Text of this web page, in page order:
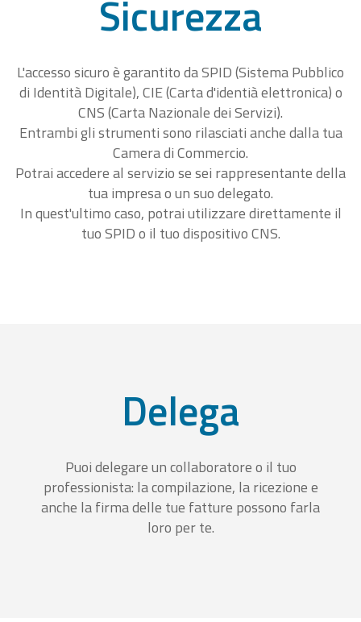
Sicurezza
L'accesso sicuro è garantito da SPID (Sistema Pubblico
di Identità Digitale), CIE (Carta d'identià elettronica) o
CNS (Carta Nazionale dei Servizi).
Entrambi gli strumenti sono rilasciati anche dalla tua
Camera di Commercio.
Potrai accedere al servizio se sei rappresentante della
tua impresa o un suo delegato.
In quest'ultimo caso, potrai utilizzare direttamente il
tuo SPID o il tuo dispositivo CNS.
Delega
Puoi delegare un collaboratore o il tuo
professionista: la compilazione, la ricezione e
anche la firma delle tue fatture possono farla
loro per te.